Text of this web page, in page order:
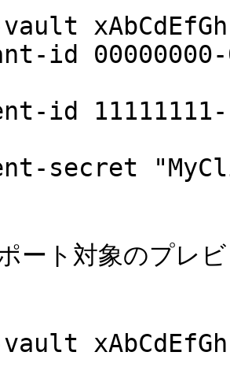
ート対象のプレ